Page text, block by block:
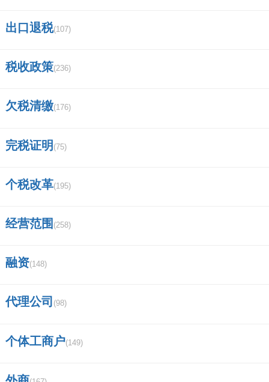
出口退税(107)
税收政策(236)
欠税清缴(176)
完税证明 (75)
个税改革(195)
经营范围 (258)
融资(148)
代理公司 (98)
个体工商户(149)